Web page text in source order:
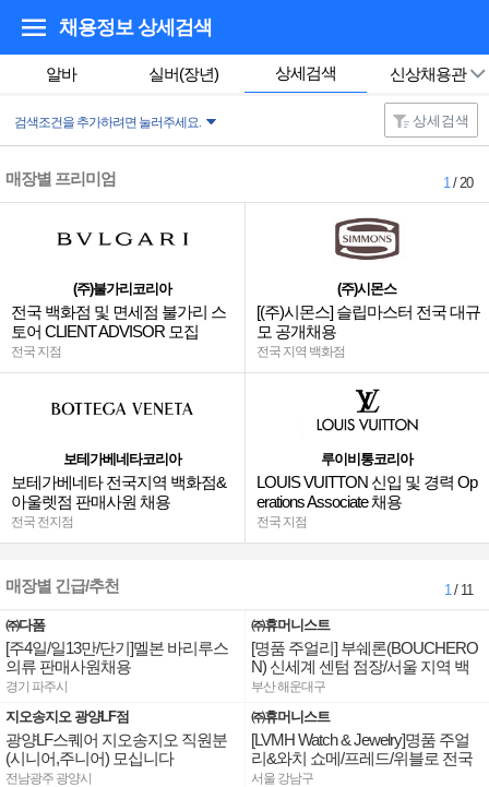
채용정보 상세검색
알바 실버(장년) 상세검색 신상채용관
검색조건을 추가하려면 눌러주세요. 상세검색
매장별 프리미엄 1/ 20
(주)불가리코리아
전국 백화점 및 면세점 불가리 스
토어 CLIENT ADVISOR 모집
전국 지점
보테가베네타코리아
보테가베네타 전국지역 백화점&
아울렛점 판매사원 채용
전국 전지점
(주)시몬스
[(주)시몬스] 슬립마스터 전국 대규
모 공개채용
전국 지역 백화점
루이비통코리아
LOUIS VUITTON 신입 및 경력 Op
erations Associate 채용
전국 지점
매장별 긴급/추천 1/ 11
㈜다폼
[주4일/일13만/단기]멜본 바리루스
의류 판매사원채용
경기 파주시
지오송지오 광양LF점
광양LF스퀘어 지오송지오 직원분
(시니어,주니어) 모십니다
전남광주 광양시
㈜휴머니스트
[명품 주얼리] 부쉐론(BOUCHERO
N) 신세계 센텀 점장/서울 지역 백
화점 판매사원 채용
부산 해운대구
㈜휴머니스트
[LVMH Watch & Jewelry]명품 주얼
리&와치 쇼메/프레드/위블로 전국
점장/부점장/판매사원 채용
서울 강남구